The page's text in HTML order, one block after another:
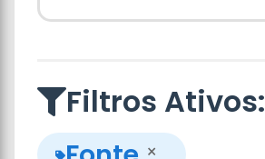
Filtros Ativos:
×